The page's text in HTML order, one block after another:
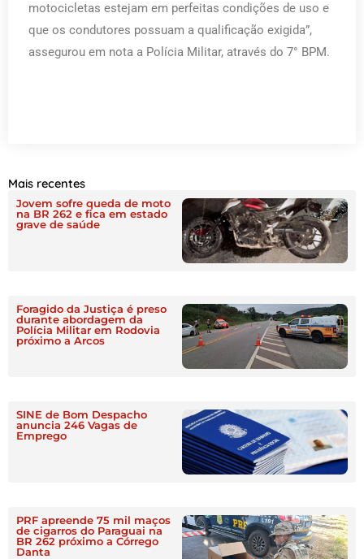
motocicletas estejam em perfeitas condições de uso e
que os condutores possuam a qualificação exigida”,
assegurou em nota a Polícia Militar, através do 7° BPM.
Mais recentes
Jovem sofre queda de moto
na BR 262 e fica em estado
grave de saúde
Foragido da Justiça é preso
durante abordagem da
Polícia Militar em Rodovia
próximo a Arcos
SINE de Bom Despacho
anuncia 246 Vagas de
Emprego
PRF apreende 75 mil maços
de cigarros do Paraguai na
BR 262 próximo a Córrego
Danta